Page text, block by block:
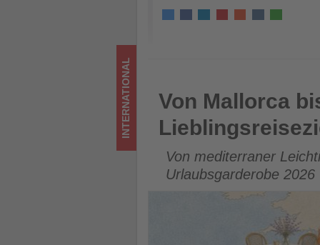
Von Mallorca bis Mykonos:
INTERNATIONAL
Von Mallorca
Von mediterraner
Urlaubsgarderobe 2026